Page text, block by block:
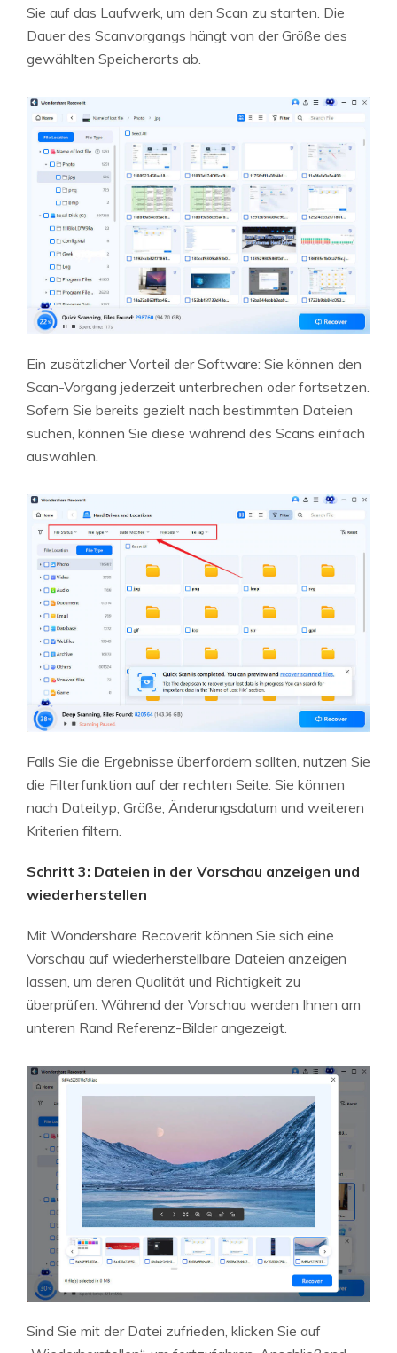
Sie auf das Laufwerk, um den Scan zu starten. Die
Dauer des Scanvorgangs hängt von der Größe des
gewählten Speicherorts ab.
Ein zusätzlicher Vorteil der Software: Sie können den
Scan-Vorgang jederzeit unterbrechen oder fortsetzen.
Sofern Sie bereits gezielt nach bestimmten Dateien
suchen, können Sie diese während des Scans einfach
auswählen.
Falls Sie die Ergebnisse überfordern sollten, nutzen Sie
die Filterfunktion auf der rechten Seite. Sie können
nach Dateityp, Größe, Änderungsdatum und weiteren
Kriterien filtern.
Schritt 3: Dateien in der Vorschau anzeigen und
wiederherstellen
Mit Wondershare Recoverit können Sie sich eine
Vorschau auf wiederherstellbare Dateien anzeigen
lassen, um deren Qualität und Richtigkeit zu
überprüfen. Während der Vorschau werden Ihnen am
unteren Rand Referenz-Bilder angezeigt.
Sind Sie mit der Datei zufrieden, klicken Sie auf